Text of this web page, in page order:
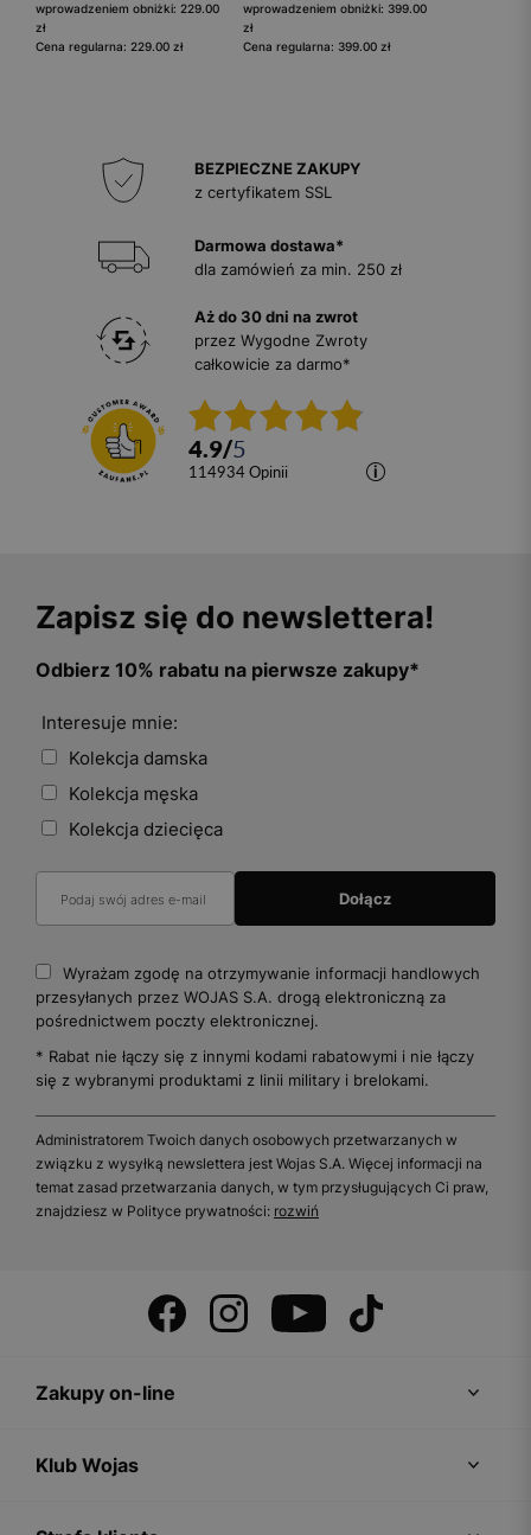
wprowadzeniem obniżki: 229.00
zł
Cena regularna: 229.00 zł
wprowadzeniem obniżki: 399.00
zł
Cena regularna: 399.00 zł
BEZPIECZNE ZAKUPY
z certyfikatem SSL
Darmowa dostawa*
dla zamówień za min. 250 zł
Aż do 30 dni na zwrot
przez Wygodne Zwroty
całkowicie za darmo*
4.9/5
114934 opinii
Zapisz się do newslettera!
Odbierz 10% rabatu na pierwsze zakupy*
Interesuje mnie:
Kolekcja damska
Kolekcja męska
Kolekcja dziecięca
Wyrażam zgodę na otrzymywanie informacji handlowych
przesyłanych przez WOJAS S.A. drogą elektroniczną za
pośrednictwem poczty elektronicznej.
* Rabat nie łączy się z innymi kodami rabatowymi i nie łączy
się z wybranymi produktami z linii military i brelokami.
Administratorem Twoich danych osobowych przetwarzanych w
związku z wysyłką newslettera jest Wojas S.A. Więcej informacji na
temat zasad przetwarzania danych, w tym przysługujących Ci praw,
znajdziesz w Polityce prywatności: rozwiń
Zakupy on-line
Klub Wojas